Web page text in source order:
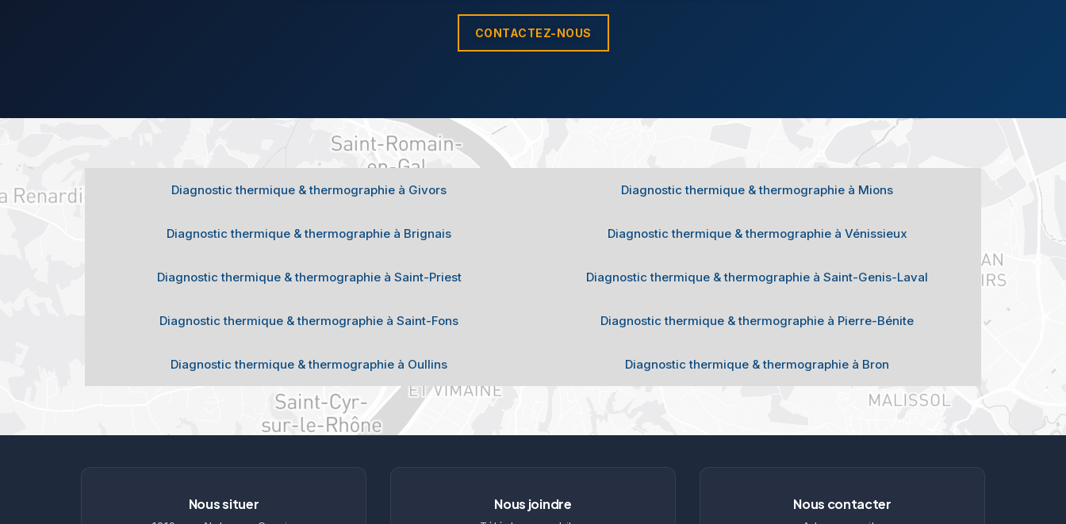
CONTACTEZ-NOUS
Diagnostic thermique & thermographie à Givors Diagnostic thermique & thermographie à Mions
Diagnostic thermique & thermographie à Brignais Diagnostic thermique & thermographie à Vénissieux
Diagnostic thermique & thermographie à Saint-Priest Diagnostic thermique & thermographie à Saint-Genis-Laval
Diagnostic thermique & thermographie à Saint-Fons Diagnostic thermique & thermographie à Pierre-Bénite
Diagnostic thermique & thermographie à Oullins Diagnostic thermique & thermographie à Bron
Nous situer Nous joindre Nous contacter